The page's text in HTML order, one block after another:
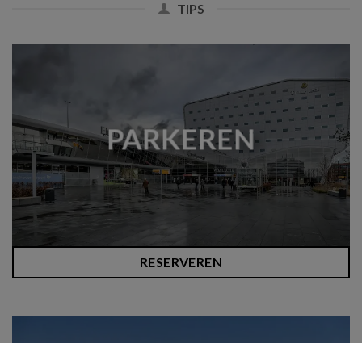
TIPS
PARKEREN
RESERVEREN